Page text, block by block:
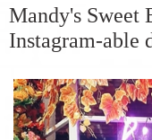
Mandy's Sweet
Instagram-able